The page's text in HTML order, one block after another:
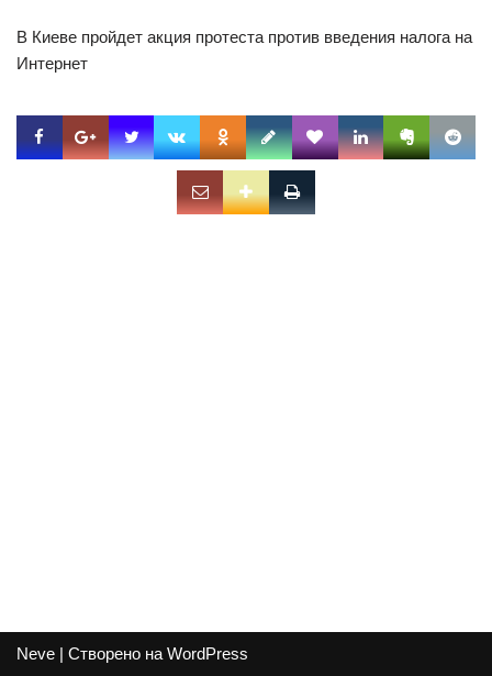
В Киеве пройдет акция протеста против введения налога на
Интернет
Neve | Створено на WordPress